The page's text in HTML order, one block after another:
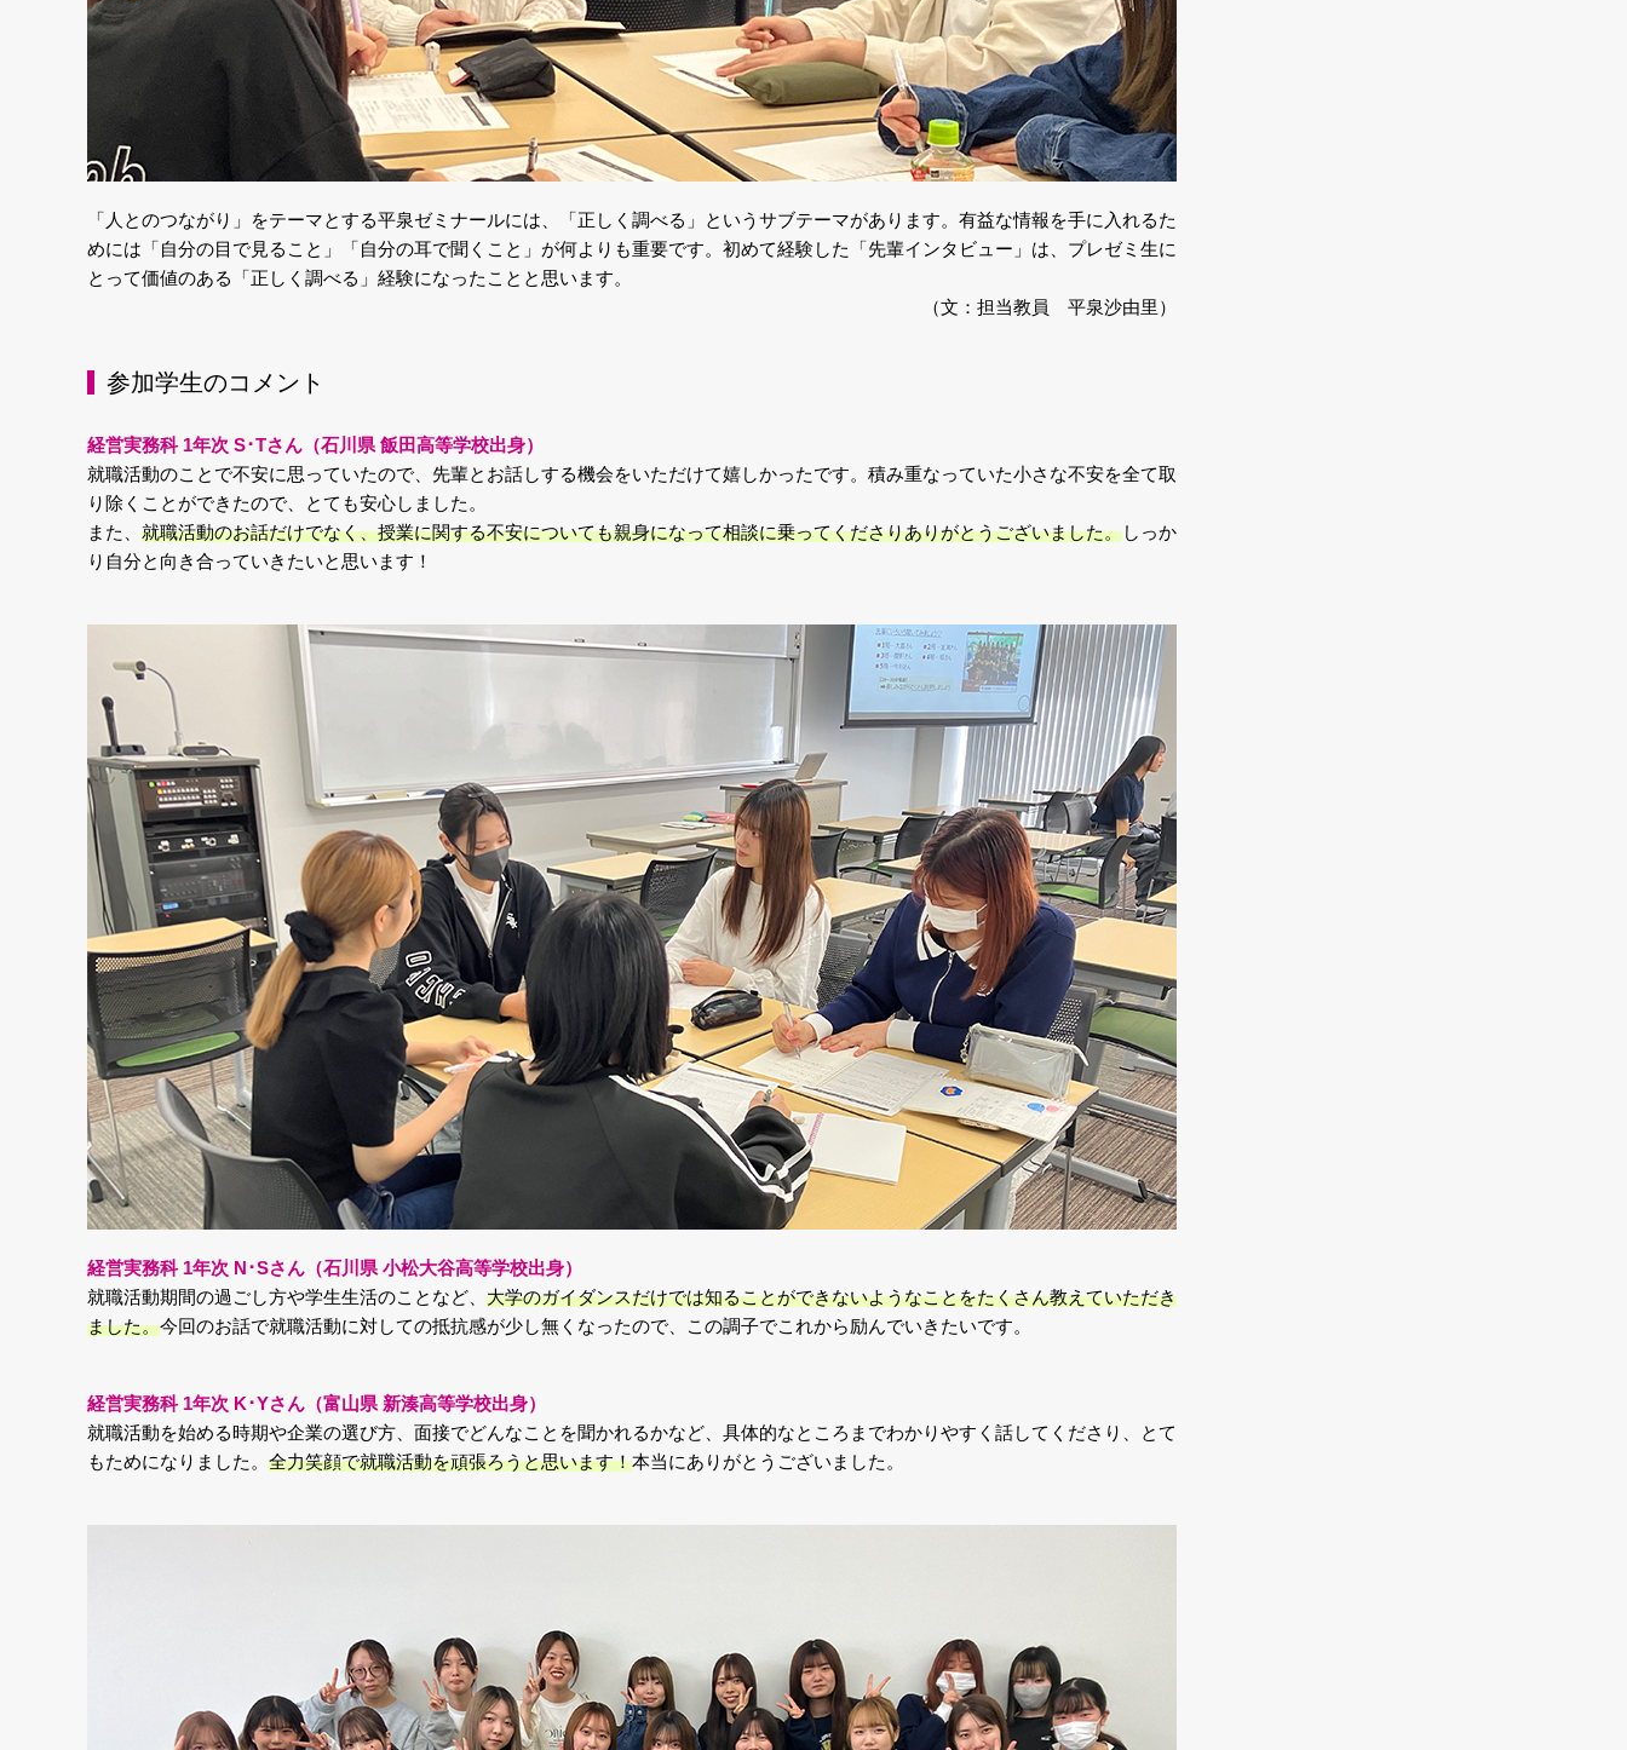
「人とのつながり」をテーマとする平泉ゼミナールには、「正しく調べる」というサブテーマがあります。有益な情報を手に入れるた
めには「自分の目で見ること」「自分の耳で聞くこと」が何よりも重要です。初めて経験した「先輩インタビュー」は、プレゼミ生に
とって価値のある「正しく調べる」経験になったことと思います。
（文：担当教員 平泉沙由里）
参加学生のコメント
経営実務科 1年次 S･Tさん（石川県 飯田高等学校出身）
就職活動のことで不安に思っていたので、先輩とお話しする機会をいただけて嬉しかったです。積み重なっていた小さな不安を全て取
り除くことができたので、とても安心しました。
また、 就職活動のお話だけでなく、授業に関する不安についても親身になって相談に乗ってくださりありがとうございました。しっか
り自分と向き合っていきたいと思います！
経営実務科 1年次 N･Sさん（石川県 小松大谷高等学校出身）
就職活動期間の過ごし方や学生生活のことなど、 大学のガイダンスだけでは知ることができないようなことをたくさん教えていただき
ました。今回のお話で就職活動に対しての抵抗感が少し無くなったので、この調子でこれから励んでいきたいです。
経営実務科 1年次 K･Yさん（富山県 新湊高等学校出身）
就職活動を始める時期や企業の選び方、面接でどんなことを聞かれるかなど、具体的なところまでわかりやすく話してくださり、とて
もためになりました。 全力笑顔で就職活動を頑張ろうと思います！本当にありがとうございました。